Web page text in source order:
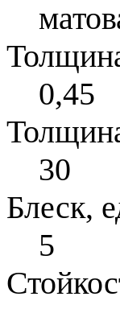
0,45
30
Блеск,
5